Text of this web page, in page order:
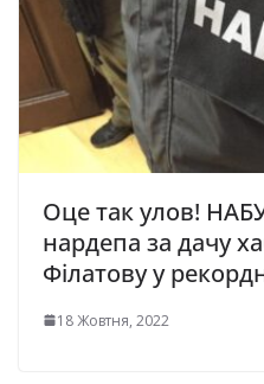
Оце так улов!
нардепа за дачу
Філатову у
18 Жовтня, 2022